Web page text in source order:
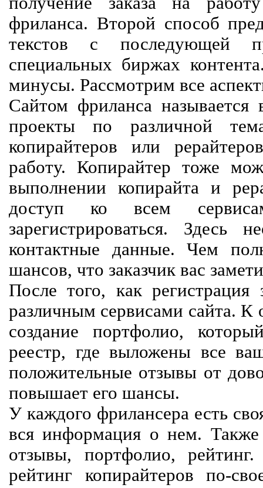
фриланса. Второй способ
текстов с последующей
специальных биржах
минусы. Рассмотрим все
Сайтом фриланса называется
проекты по различной
копирайтеров или
работу. Копирайтер тоже
выполнении копирайта и
доступ ко всем
зарегистрироваться. Здесь
контактные данные. Чем
шансов, что заказчик вас
После того, как регистрация
различным сервисами сайта. К
создание портфолио,
реестр, где выложены все
положительные отзывы от
повышает его шансы.
У каждого фрилансера есть
вся информация о нем. Также
отзывы, портфолио,
рейтинг копирайтеров по-